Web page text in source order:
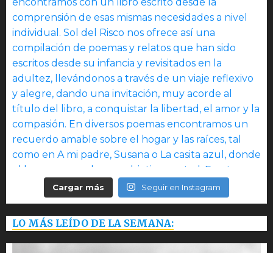
Cargar más Seguir en Instagram
LO MÁS LEÍDO DE LA SEMANA: